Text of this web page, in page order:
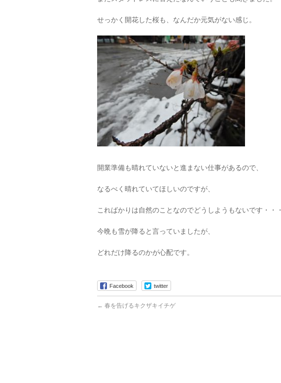
せっかく開花した桜も、なんだか元気がない感じ。
開業準備も晴れていないと進まない仕事があるので、
なるべく晴れていてほしいのですが、
こればかりは自然のことなのでどうしようもないです・・・
今晩も雪が降ると言っていましたが、
どれだけ降るのかが心配です。
Facebook twitter
← 春を告げるキクザキイチゲ